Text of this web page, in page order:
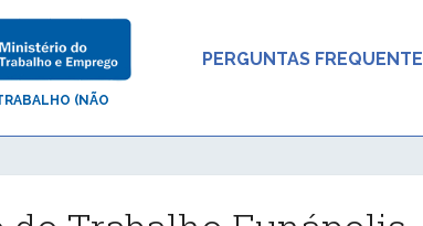
(NÃO
PERGUNTAS